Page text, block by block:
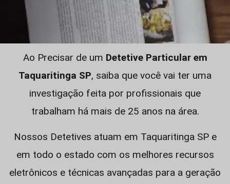
Ao Precisar de um Detetive Particular em
Taquaritinga SP, saiba que você vai ter uma
investigação feita por profissionais que
trabalham há mais de 25 anos na área.
Nossos Detetives atuam em Taquaritinga SP e
em todo o estado com os melhores recursos
eletrônicos e técnicas avançadas para a geração